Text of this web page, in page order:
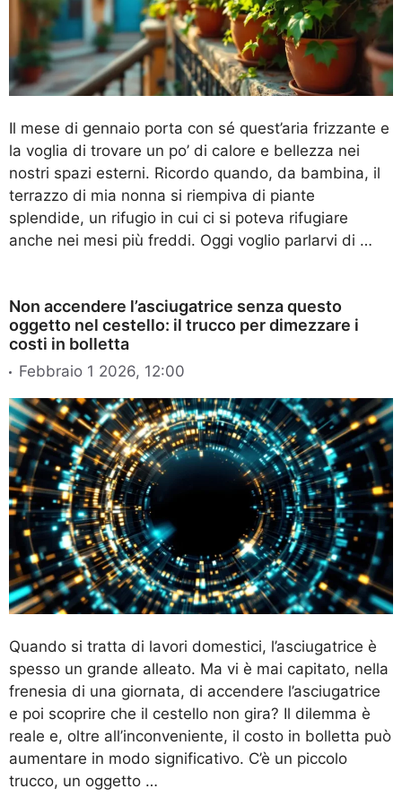
Il mese di gennaio porta con sé quest’aria frizzante e
la voglia di trovare un po’ di calore e bellezza nei
nostri spazi esterni. Ricordo quando, da bambina, il
terrazzo di mia nonna si riempiva di piante
splendide, un rifugio in cui ci si poteva rifugiare
anche nei mesi più freddi. Oggi voglio parlarvi di …
Non accendere l’asciugatrice senza questo
oggetto nel cestello: il trucco per dimezzare i
costi in bolletta
Febbraio 1 2026, 12:00
Quando si tratta di lavori domestici, l’asciugatrice è
spesso un grande alleato. Ma vi è mai capitato, nella
frenesia di una giornata, di accendere l’asciugatrice
e poi scoprire che il cestello non gira? Il dilemma è
reale e, oltre all’inconveniente, il costo in bolletta può
aumentare in modo significativo. C’è un piccolo
trucco, un oggetto …